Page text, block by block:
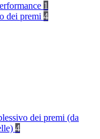
1
dei premi 4
dei premi (da
4